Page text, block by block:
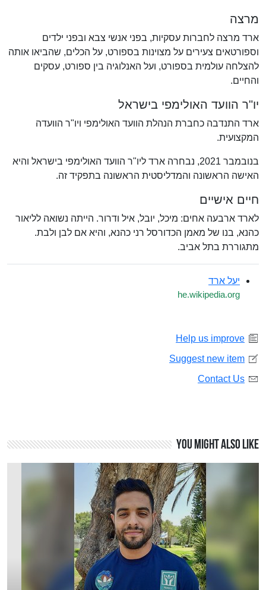
מרצה
ארד מרצה לחברות עסקיות, בפני אנשי צבא ובפני ילדים
וספורטאים צעירים על מצוינות בספורט, על הכלים, שהביאו אותה
להצלחה עולמית בספורט, ועל האנלוגיה בין ספורט, עסקים
והחיים.
יו"ר הוועד האולימפי בישראל
ארד התנדבה כחברת הנהלת הוועד האולימפי ויו"ר הוועדה
המקצועית.
בנובמבר 2021, נבחרה ארד ליו"ר הוועד האולימפי בישראל והיא
האישה הראשונה והמדליסטית הראשונה בתפקיד זה.
חיים אישיים
לארד ארבעה אחים: מיכל, יובל, איל ודרור. הייתה נשואה לליאור
כהנא, בנו של מאמן הכדורסל רני כהנא, והיא אם לבן ולבת.
מתגוררת בתל אביב.
יעל ארד
he.wikipedia.org
Help us improve
Suggest new item
Contact Us
You might also like